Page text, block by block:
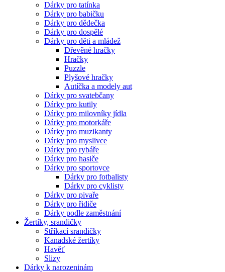
Dárky pro tatínka
Dárky pro babičku
Dárky pro dědečka
Dárky pro dospělé
Dárky pro děti a mládež
Dřevěné hračky
Hračky
Puzzle
Plyšové hračky
Autíčka a modely aut
Dárky pro svatebčany
Dárky pro kutily
Dárky pro milovníky jídla
Dárky pro motorkáře
Dárky pro muzikanty
Dárky pro myslivce
Dárky pro rybáře
Dárky pro hasiče
Dárky pro sportovce
Dárky pro fotbalisty
Dárky pro cyklisty
Dárky pro pivaře
Dárky pro řidiče
Dárky podle zaměstnání
Žertíky, srandičky
Stříkací srandičky
Kanadské žertíky
Havěť
Slizy
Dárky k narozeninám